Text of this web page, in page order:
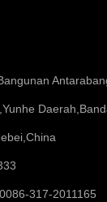
317-2011165